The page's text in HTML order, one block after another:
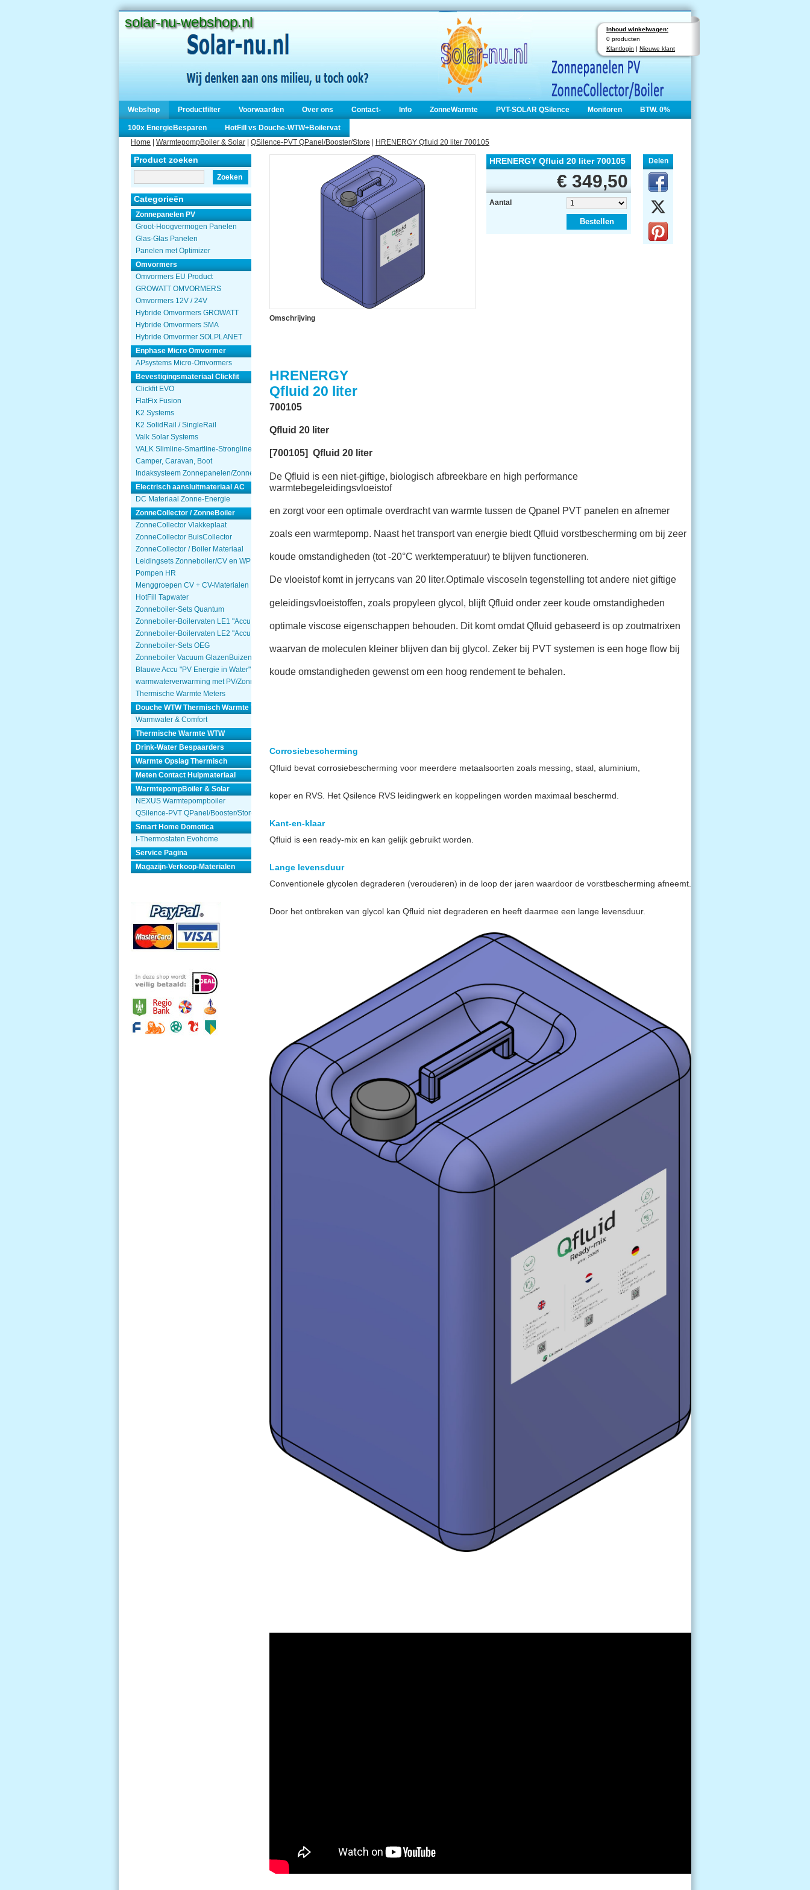
Inhoud winkelwagen:
0 producten
Klantlogin | Nieuwe klant
solar-nu-webshop.nl
Webshop Productfilter Voorwaarden Over ons Contact- Info ZonneWarmte PVT-SOLAR QSilence Monitoren BTW. 0%
100x EnergieBesparen
HotFill vs Douche-WTW+Boilervat
Home
WarmtepompBoiler & Solar QSilence-PVT QPanel/Booster/Store HRENERGY Qfluid 20 liter 700105
Product zoeken
Zoeken
Categorieën
Zonnepanelen PV
Groot-Hoogvermogen Panelen
Glas-Glas Panelen
Panelen met Optimizer
Omvormers
Omvormers EU Product
GROWATT OMVORMERS
Omvormers 12V / 24V
Hybride Omvormers GROWATT
Hybride Omvormers SMA
Hybride Omvormer SOLPLANET
Enphase Micro Omvormer
APsystems Micro-Omvormers
Bevestigingsmateriaal Clickfit
Clickfit EVO
FlatFix Fusion
K2 Systems
K2 SolidRail / SingleRail
Valk Solar Systems
VALK Slimline-Smartline-Strongline
Camper, Caravan, Boot
Indaksysteem Zonnepanelen/Zonnecollector
Electrisch aansluitmateriaal AC
DC Materiaal Zonne-Energie
ZonneCollector / ZonneBoiler
ZonneCollector Vlakkeplaat
ZonneCollector BuisCollector
ZonneCollector / Boiler Materiaal
Leidingsets Zonneboiler/CV en WP
Pompen HR
Menggroepen CV + CV-Materialen
HotFill Tapwater
Zonneboiler-Sets Quantum
Zonneboiler-Boilervaten LE1 "Accu Woning Watmte"
Zonneboiler-Boilervaten LE2 "Accu Woning Watmte"
Zonneboiler-Sets OEG
Zonneboiler Vacuum GlazenBuizen
Blauwe Accu "PV Energie in Water"
warmwaterverwarming met PV/Zonnepanelen
Thermische Warmte Meters
Douche WTW Thermisch Warmte Terugwinnen
Warmwater & Comfort
Thermische Warmte WTW
Drink-Water Bespaarders
Warmte Opslag Thermisch
Meten Contact Hulpmateriaal
WarmtepompBoiler & Solar
NEXUS Warmtepompboiler
QSilence-PVT QPanel/Booster/Store
Smart Home Domotica
I-Thermostaten Evohome
Service Pagina
Magazijn-Verkoop-Materialen
HRENERGY Qfluid 20 liter 700105
€ 349,50
Aantal
Bestellen
Delen
Omschrijving
HRENERGY
Qfluid 20 liter
700105
Qfluid 20 liter
[700105] Qfluid 20 liter
De Qfluid is een niet-giftige, biologisch afbreekbare en high performance
warmtebegeleidingsvloeistof
en zorgt voor een optimale overdracht van warmte tussen de Qpanel PVT panelen en afnemer
zoals een warmtepomp. Naast het transport van energie biedt Qfluid vorstbescherming om bij zeer
koude omstandigheden (tot -20°C werktemperatuur) te blijven functioneren.
De vloeistof komt in jerrycans van 20 liter.Optimale viscoseIn tegenstelling tot andere niet giftige
geleidingsvloeistoffen, zoals propyleen glycol, blijft Qfluid onder zeer koude omstandigheden
optimale viscose eigenschappen behouden. Dit komt omdat Qfluid gebaseerd is op zoutmatrixen
waarvan de moleculen kleiner blijven dan bij glycol. Zeker bij PVT systemen is een hoge flow bij
koude omstandigheden gewenst om een hoog rendement te behalen.
Corrosiebescherming
Qfluid bevat corrosiebescherming voor meerdere metaalsoorten zoals messing, staal, aluminium,
koper en RVS. Het Qsilence RVS leidingwerk en koppelingen worden maximaal beschermd.
Kant-en-klaar
Qfluid is een ready-mix en kan gelijk gebruikt worden.
Lange levensduur
Conventionele glycolen degraderen (verouderen) in de loop der jaren waardoor de vorstbescherming afneemt.
Door het ontbreken van glycol kan Qfluid niet degraderen en heeft daarmee een lange levensduur.